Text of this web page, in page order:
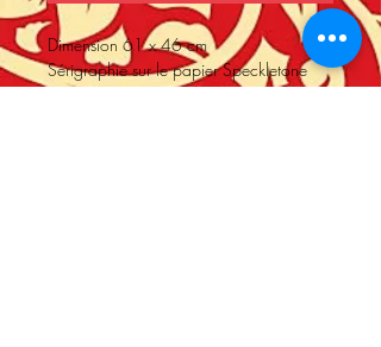
Dimension 61 x 46 cm
Sérigraphie sur le papier Speckletone
crème. Signé par Shepard Fairey